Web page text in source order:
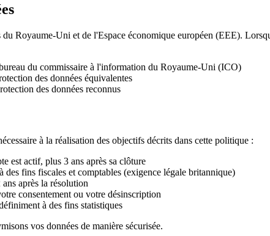
Royaume-Uni et de l'Espace économique européen (EEE).
du commissaire à l'information du Royaume-Uni (ICO)
des données équivalentes
des données reconnus
à la réalisation des objectifs décrits dans cette politique :
est actif, plus 3 ans après sa clôture
des fins fiscales et comptables (exigence légale britannique)
après la résolution
consentement ou votre désinscription
à des fins statistiques
vos données de manière sécurisée.